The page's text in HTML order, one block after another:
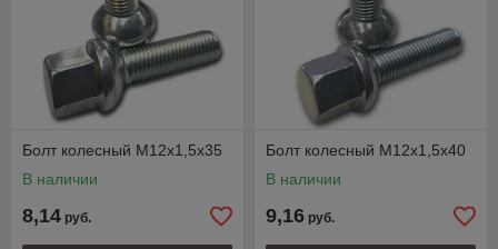
Болт колесный M12х1,5х35
В наличии
8,14 руб.
Болт колесный M12х1,5х40
В наличии
9,16 руб.